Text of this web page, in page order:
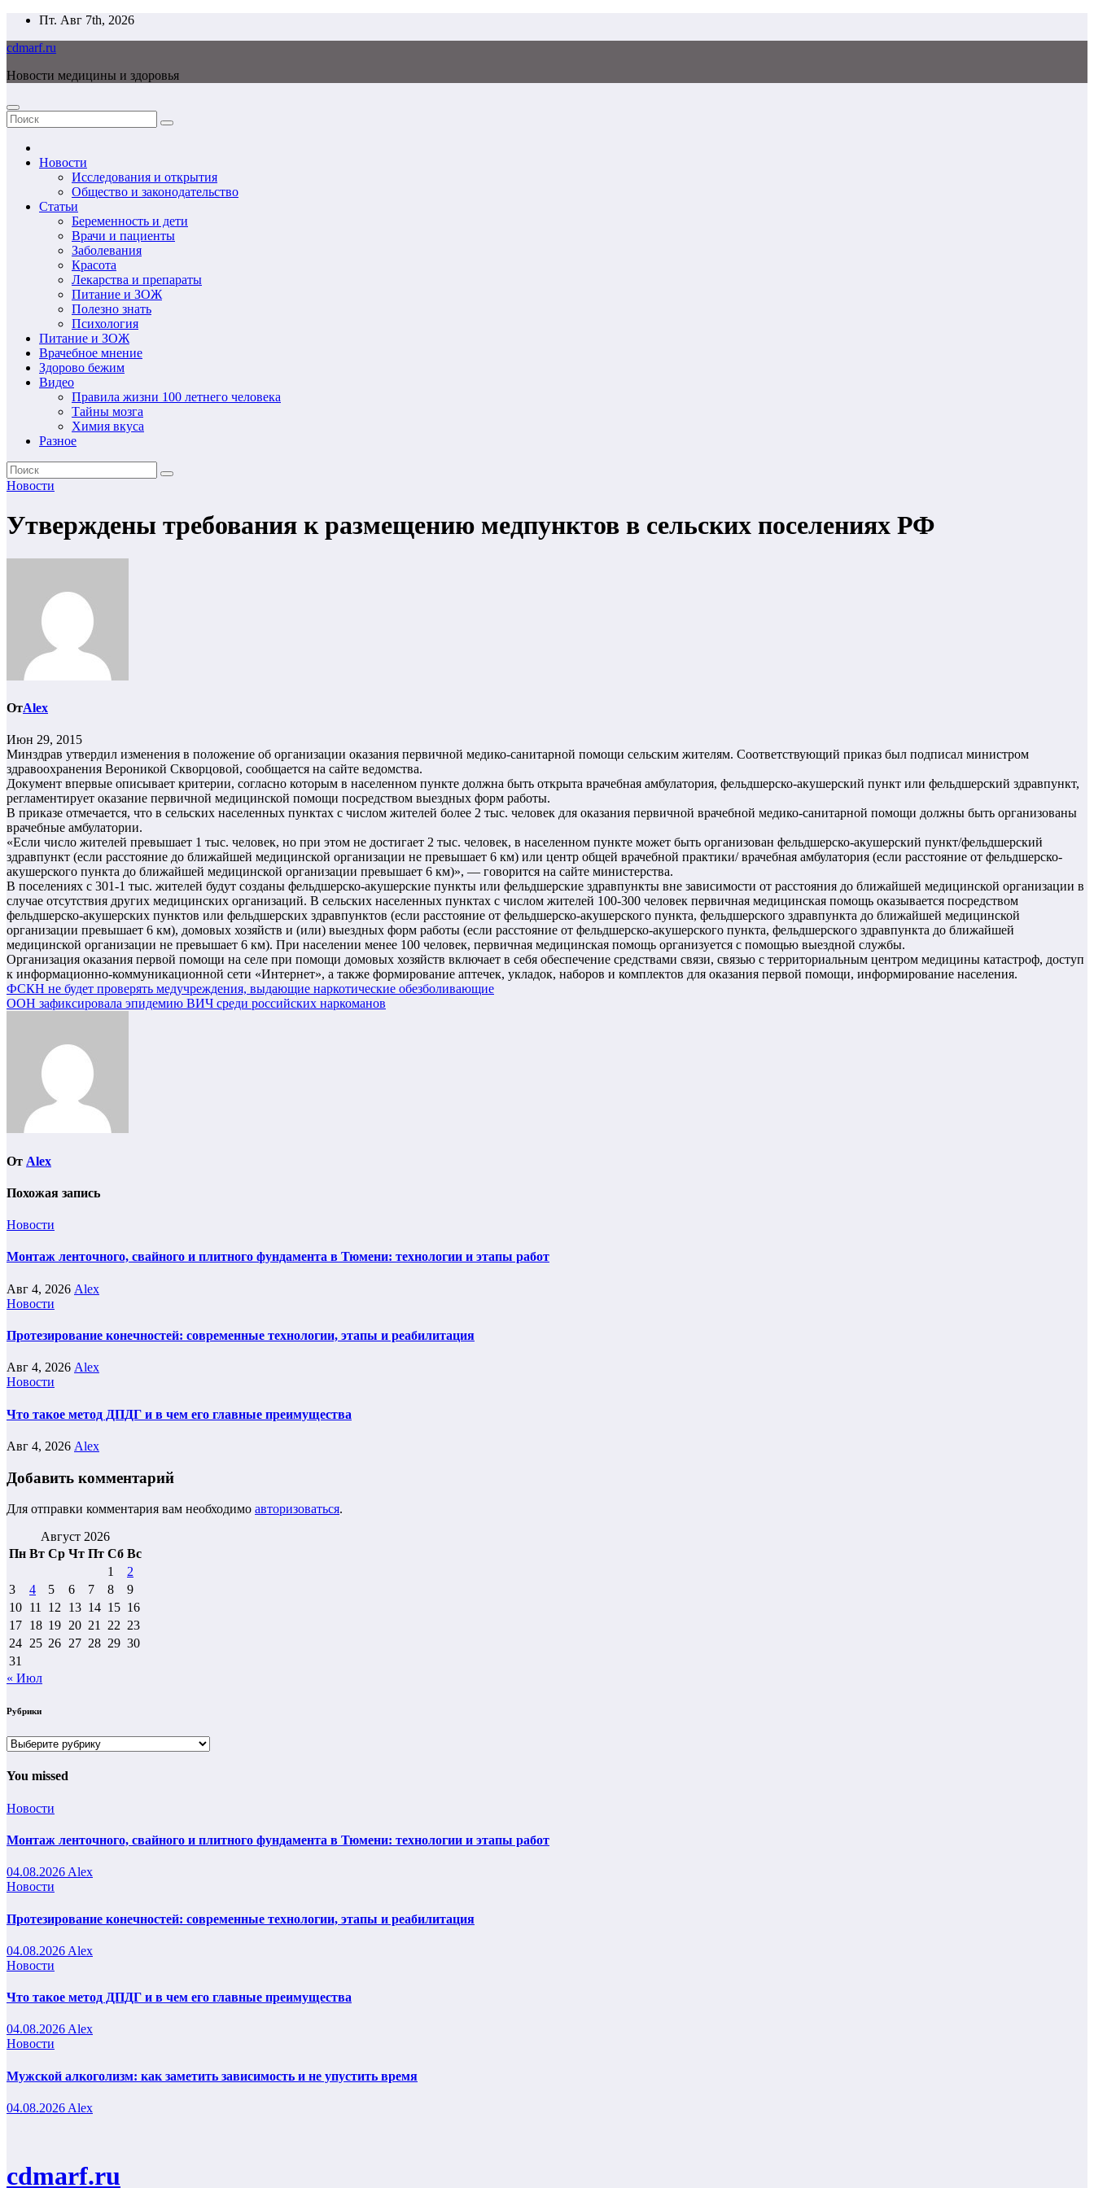
Перейти
содержимому
Пт. Авг 7th, 2026
cdmarf.ru
Новости медицины и здоровья
Новости
Исследования и открытия
Общество и законодательство
Статьи
Беременность и дети
Врачи и пациенты
Заболевания
Красота
Лекарства и препараты
Питание и ЗОЖ
Полезно знать
Психология
Питание и ЗОЖ
Врачебное мнение
Здорово бежим
Видео
Правила жизни 100 летнего человека
Тайны мозга
Химия вкуса
Разное
Новости
Утверждены требования к размещению медпунктов в сельских поселениях РФ
ОтAlex
Июн 29, 2015
Минздрав утвердил изменения в положение об организации оказания первичной медико-санитарной помощи сельским жителям. Соответствующий приказ был подписал министром
здравоохранения Вероникой Скворцовой, сообщается на сайте ведомства.
Документ впервые описывает критерии, согласно которым в населенном пункте должна быть открыта врачебная амбулатория, фельдшерско-акушерский пункт или фельдшерский здравпункт,
регламентирует оказание первичной медицинской помощи посредством выездных форм работы.
В приказе отмечается, что в сельских населенных пунктах с числом жителей более 2 тыс. человек для оказания первичной врачебной медико-санитарной помощи должны быть организованы
врачебные амбулатории.
«Если число жителей превышает 1 тыс. человек, но при этом не достигает 2 тыс. человек, в населенном пункте может быть организован фельдшерско-акушерский пункт/фельдшерский
здравпункт (если расстояние до ближайшей медицинской организации не превышает 6 км) или центр общей врачебной практики/ врачебная амбулатория (если расстояние от фельдшерско-
акушерского пункта до ближайшей медицинской организации превышает 6 км)», — говорится на сайте министерства.
В поселениях с 301-1 тыс. жителей будут созданы фельдшерско-акушерские пункты или фельдшерские здравпункты вне зависимости от расстояния до ближайшей медицинской организации в
случае отсутствия других медицинских организаций. В сельских населенных пунктах с числом жителей 100-300 человек первичная медицинская помощь оказывается посредством
фельдшерско-акушерских пунктов или фельдшерских здравпунктов (если расстояние от фельдшерско-акушерского пункта, фельдшерского здравпункта до ближайшей медицинской
организации превышает 6 км), домовых хозяйств и (или) выездных форм работы (если расстояние от фельдшерско-акушерского пункта, фельдшерского здравпункта до ближайшей
медицинской организации не превышает 6 км). При населении менее 100 человек, первичная медицинская помощь организуется с помощью выездной службы.
Организация оказания первой помощи на селе при помощи домовых хозяйств включает в себя обеспечение средствами связи, связью с территориальным центром медицины катастроф, доступ
к информационно-коммуникационной сети «Интернет», а также формирование аптечек, укладок, наборов и комплектов для оказания первой помощи, информирование населения.
Навигация
по
ФСКН не будет проверять медучреждения, выдающие наркотические обезболивающие
ООН зафиксировала эпидемию ВИЧ среди российских наркоманов
От Alex
Похожая запись
Новости
Монтаж ленточного, свайного и плитного фундамента в Тюмени: технологии и этапы работ
Авг 4, 2026 Alex
Новости
Протезирование конечностей: современные технологии, этапы и реабилитация
Авг 4, 2026 Alex
Новости
Что такое метод ДПДГ и в чем его главные преимущества
Авг 4, 2026 Alex
Добавить комментарий
Для отправки комментария вам необходимо авторизоваться.
Август 2026
Пн Вт Ср Чт Пт Сб Вс
1
2
3
4 5 6 7 8
9
10 11 12 13 14 15 16
17 18 19 20 21 22 23
24 25 26 27 28 29 30
31
« Июл
Рубрики
Рубрики
You missed
Новости
Монтаж ленточного, свайного и плитного фундамента в Тюмени: технологии и этапы работ
04.08.2026 Alex
Новости
Протезирование конечностей: современные технологии, этапы и реабилитация
04.08.2026 Alex
Новости
Что такое метод ДПДГ и в чем его главные преимущества
04.08.2026 Alex
Новости
Мужской алкоголизм: как заметить зависимость и не упустить время
04.08.2026 Alex
cdmarf.ru